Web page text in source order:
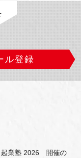
ル登録
起業塾 2026 開催の